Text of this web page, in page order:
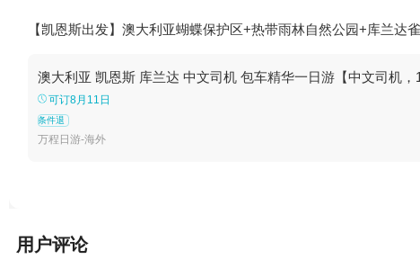
【凯恩斯出发】澳大利亚蝴蝶保护区+热带雨林自然公园+库兰达
澳大利亚 凯恩斯 库兰达 中文司机 包车精华一日游【中文司机，
可订8月11日
条件退
万程日游-海外
用户评论